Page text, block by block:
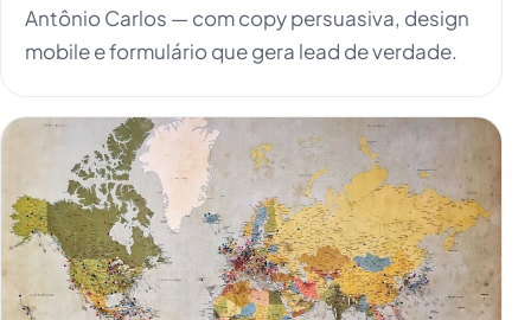
Antônio Carlos — com copy persuasiva, design
mobile e formulário que gera lead de verdade.